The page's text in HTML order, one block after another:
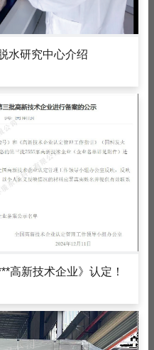
水研究中心介绍
高新技术企业》认定！